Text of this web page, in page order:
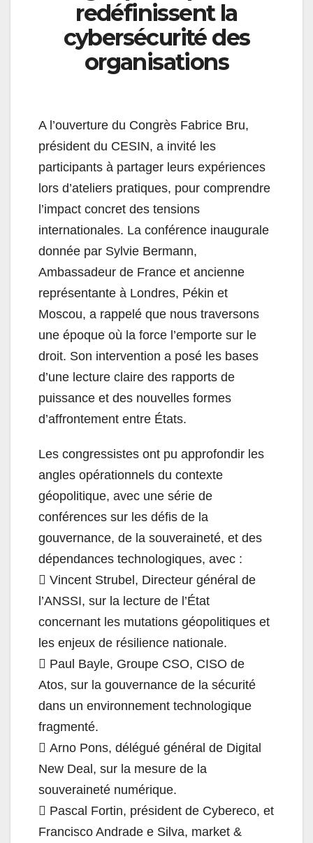
redéfinissent la
cybersécurité des
organisations
A l’ouverture du Congrès Fabrice Bru,
président du CESIN, a invité les
participants à partager leurs expériences
lors d’ateliers pratiques, pour comprendre
l’impact concret des tensions
internationales. La conférence inaugurale
donnée par Sylvie Bermann,
Ambassadeur de France et ancienne
représentante à Londres, Pékin et
Moscou, a rappelé que nous traversons
une époque où la force l’emporte sur le
droit. Son intervention a posé les bases
d’une lecture claire des rapports de
puissance et des nouvelles formes
d’affrontement entre États.
Les congressistes ont pu approfondir les
angles opérationnels du contexte
géopolitique, avec une série de
conférences sur les défis de la
gouvernance, de la souveraineté, et des
dépendances technologiques, avec :
 Vincent Strubel, Directeur général de
l’ANSSI, sur la lecture de l’État
concernant les mutations géopolitiques et
les enjeux de résilience nationale.
 Paul Bayle, Groupe CSO, CISO de
Atos, sur la gouvernance de la sécurité
dans un environnement technologique
fragmenté.
 Arno Pons, délégué général de Digital
New Deal, sur la mesure de la
souveraineté numérique.
 Pascal Fortin, président de Cybereco, et
Francisco Andrade e Silva, market &